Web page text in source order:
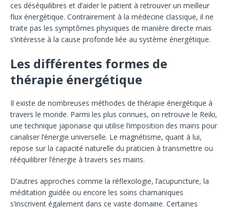
ces déséquilibres et d’aider le patient à retrouver un meilleur
flux énergétique. Contrairement à la médecine classique, il ne
traite pas les symptômes physiques de manière directe mais
s’intéresse à la cause profonde liée au système énergétique.
Les différentes formes de
thérapie énergétique
Il existe de nombreuses méthodes de thérapie énergétique à
travers le monde. Parmi les plus connues, on retrouve le Reiki,
une technique japonaise qui utilise l’imposition des mains pour
canaliser l’énergie universelle. Le magnétisme, quant à lui,
repose sur la capacité naturelle du praticien à transmettre ou
rééquilibrer l’énergie à travers ses mains.
D’autres approches comme la réflexologie, l’acupuncture, la
méditation guidée ou encore les soins chamaniques
s’inscrivent également dans ce vaste domaine. Certaines